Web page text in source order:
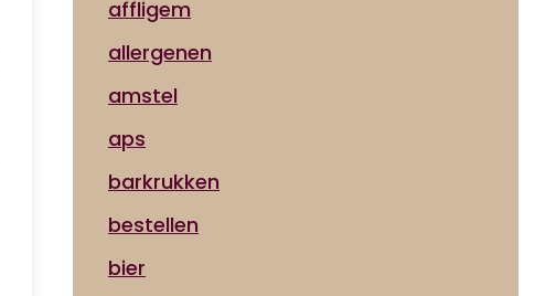
affligem
allergenen
amstel
aps
barkrukken
bestellen
bier